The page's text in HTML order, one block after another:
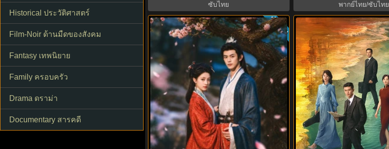
Historical ประวัติศาสตร์
Film-Noir ด้านมืดของสังคม
Fantasy เทพนิยาย
Family ครอบครัว
Drama ดราม่า
Documentary สารคดี
ซับไทย พากย์ไทย/ซับไทย
ซับไทย 9.5